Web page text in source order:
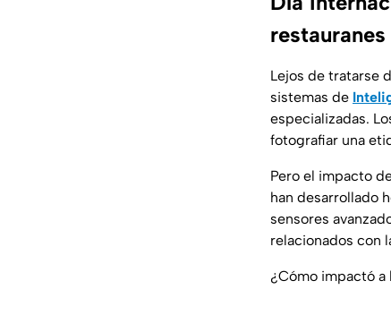
Lejos de tratarse
sistemas de
especializadas.
fotografiar una
Pero el impacto
han desarrollado
sensores
relacionados con
¿Cómo impactó a